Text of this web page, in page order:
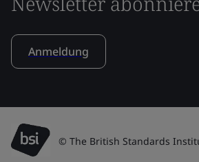
Anmeldung
© The British Standards